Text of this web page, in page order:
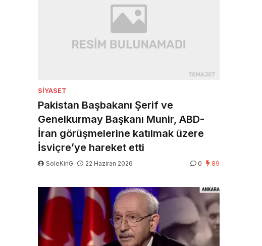
SIYASET
Pakistan Başbakanı Şerif ve
Genelkurmay Başkanı Munir, ABD-
İran görüşmelerine katılmak üzere
İsviçre’ye hareket etti
SoleKinG 22 Haziran 2026 0 89